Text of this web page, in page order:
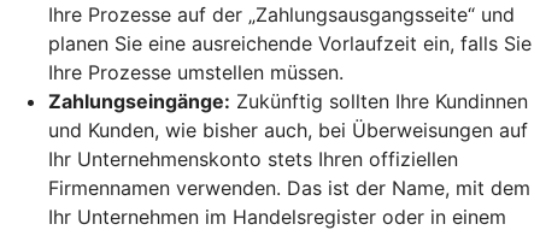
Ihre Prozesse auf der „Zahlungsausgangsseite“ und
planen Sie eine ausreichende Vorlaufzeit ein, falls Sie
Ihre Prozesse umstellen müssen.
Zahlungseingänge: Zukünftig sollten Ihre Kundinnen
und Kunden, wie bisher auch, bei Überweisungen auf
Ihr Unternehmenskonto stets Ihren offiziellen
Firmennamen verwenden. Das ist der Name, mit dem
Ihr Unternehmen im Handelsregister oder in einem